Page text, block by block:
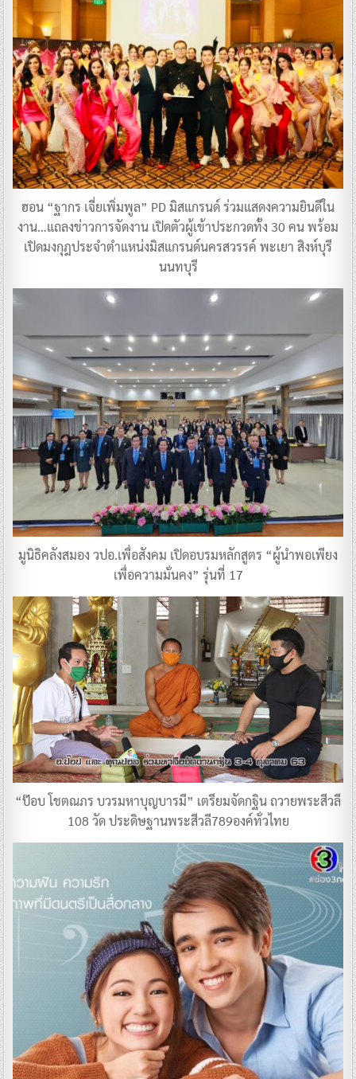
ฮอน “ฐากร เจี่ยเพิ่มพูล” PD มิสแกรนด์ ร่วมแสดงความยินดีใน
งาน…แถลงข่าวการจัดงาน เปิดตัวผู้เข้าประกวดทั้ง 30 คน พร้อม
เปิดมงกุฎประจำตำแหน่งมิสแกรนด์นครสวรรค์ พะเยา สิงห์บุรี
นนทบุรี
มูนิธิคลังสมอง วปอ.เพื่อสังคม เปิดอบรมหลักสูตร “ผู้นำพอเพียง
เพื่อความมั่นคง” รุ่นที่ 17
“ป๊อบ โชตณภร บวรมหาบุญบารมี” เตรียมจัดกฐิน ถวายพระสีวลี
108 วัด ประดิษฐานพระสีวลี789องค์ทั่วไทย